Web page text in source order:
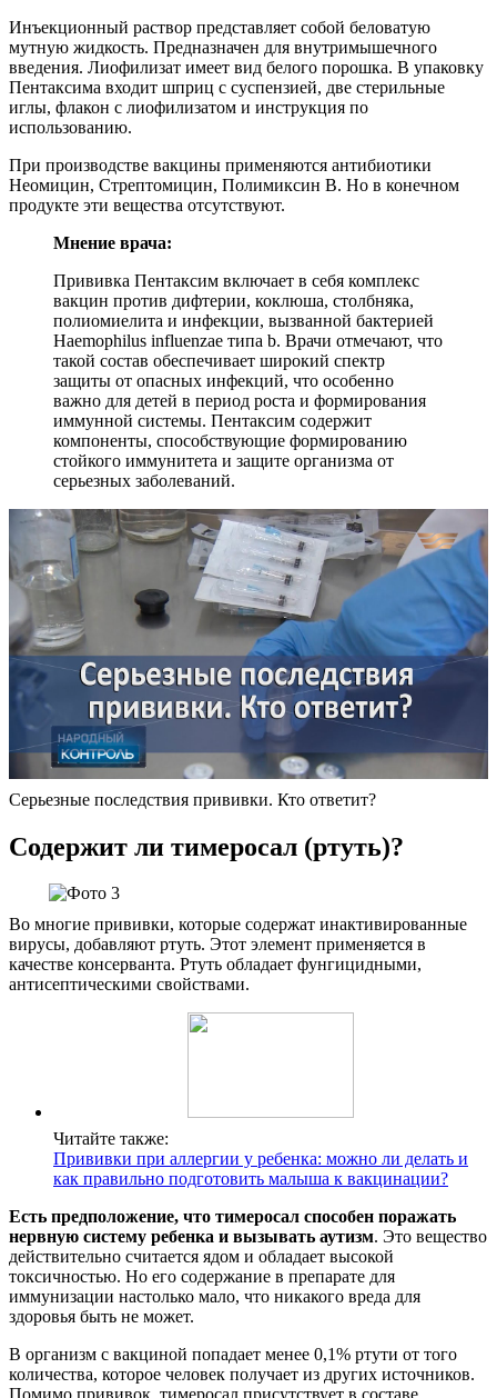
Инъекционный раствор представляет собой беловатую
мутную жидкость. Предназначен для внутримышечного
введения. Лиофилизат имеет вид белого порошка. В упаковку
Пентаксима входит шприц с суспензией, две стерильные
иглы, флакон с лиофилизатом и инструкция по
использованию.
При производстве вакцины применяются антибиотики
Неомицин, Стрептомицин, Полимиксин В. Но в конечном
продукте эти вещества отсутствуют.
Мнение врача:
Прививка Пентаксим включает в себя комплекс
вакцин против дифтерии, коклюша, столбняка,
полиомиелита и инфекции, вызванной бактерией
Haemophilus influenzae типа b. Врачи отмечают, что
такой состав обеспечивает широкий спектр
защиты от опасных инфекций, что особенно
важно для детей в период роста и формирования
иммунной системы. Пентаксим содержит
компоненты, способствующие формированию
стойкого иммунитета и защите организма от
серьезных заболеваний.
Серьезные последствия прививки. Кто ответит?
Содержит ли тимеросал (ртуть)?
Во многие прививки, которые содержат инактивированные
вирусы, добавляют ртуть. Этот элемент применяется в
качестве консерванта. Ртуть обладает фунгицидными,
антисептическими свойствами.
Читайте также:
Прививки при аллергии у ребенка: можно ли делать и
как правильно подготовить малыша к вакцинации?
Есть предположение, что тимеросал способен поражать
нервную систему ребенка и вызывать аутизм. Это вещество
действительно считается ядом и обладает высокой
токсичностью. Но его содержание в препарате для
иммунизации настолько мало, что никакого вреда для
здоровья быть не может.
В организм с вакциной попадает менее 0,1% ртути от того
количества, которое человек получает из других источников.